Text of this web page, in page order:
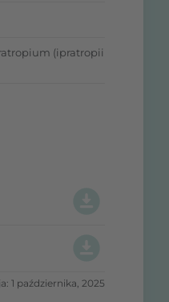
(ipratropii
1 października, 2025